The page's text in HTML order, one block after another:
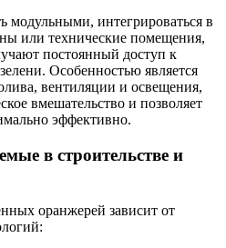
модульными, интегрироваться в
или технические помещения,
постоянный доступ к
Особенностью является
вентиляции и освещения,
вмешательство и позволяет
эффективно.
в строительстве и
оранжерей зависит от